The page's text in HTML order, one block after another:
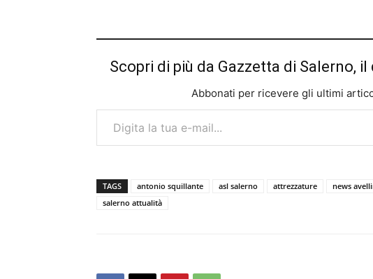
Scopri di più da Gazzetta di Salerno,
Abbonati per ricevere gli ultimi
Digita la tua e-mail...
TAGS antonio squillante asl salerno attrezzature news
salerno attualità